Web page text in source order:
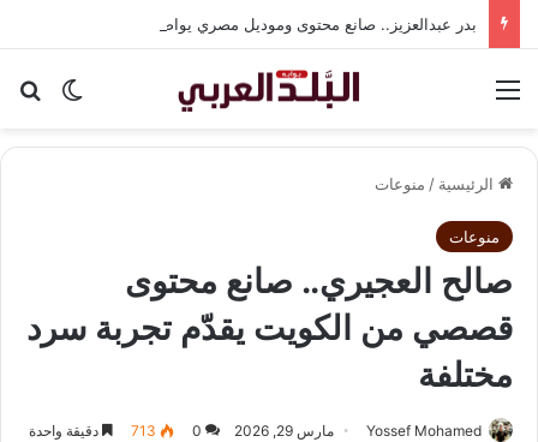
الوضع
الرئيسية / منوعات
منوعات
صالح العجيري.. صانع محتوى
قصصي من الكويت يقدّم تجربة سرد
مختلفة
Yossef Mohamed مارس 29, 2026 0
713 دقيقة واحدة